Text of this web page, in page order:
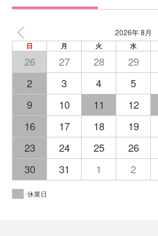
2026年 8月
日 月 火 水
26 27 28 29
2
3 4 5
9
10 11 12
16
17 18 19
23
24 25 26
30
31 1 2
休業日